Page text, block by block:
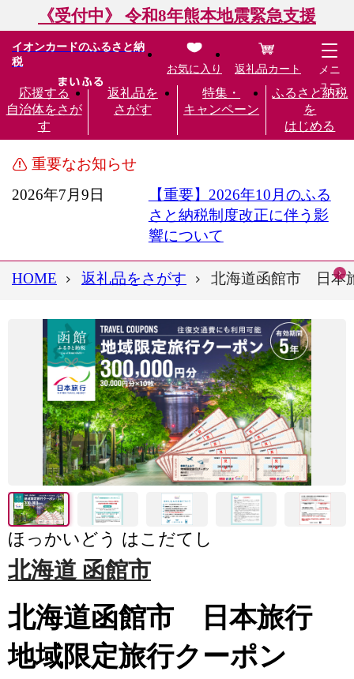
《受付中》 令和8年熊本地震緊急支援
イオンカードのふるさと納
税
応援する
自治体をさが
す
返礼品を
さがす
特集・
キャンペーン
ふるさと納税
を
はじめる
お気に入り 返礼品カート
メニ
ュー
重要なお知らせ
2026年7月9日
【重要】2026年10月のふる
さと納税制度改正に伴う影
響について
HOME 返礼品をさがす 北海道函館市 日本
ほっかいどう はこだてし
北海道 函館市
北海道函館市 日本旅行
地域限定旅行クーポン